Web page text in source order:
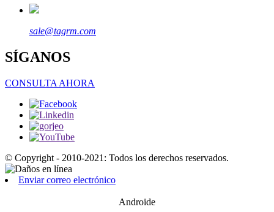
sale@tagrm.com
SÍGANOS
CONSULTA AHORA
© Copyright - 2010-2021: Todos los derechos reservados.
Enviar correo electrónico
Androide